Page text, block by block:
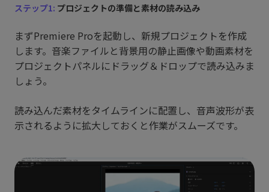
ステップ1: プロジェクトの準備と素材の読み込み
まずPremiere Proを起動し、新規プロジェクトを作成
します。音楽ファイルと背景用の静止画像や動画素材を
プロジェクトパネルにドラッグ＆ドロップで読み込みま
しょう。
読み込んだ素材をタイムラインに配置し、音声波形が表
示されるように拡大しておくと作業がスムーズです。